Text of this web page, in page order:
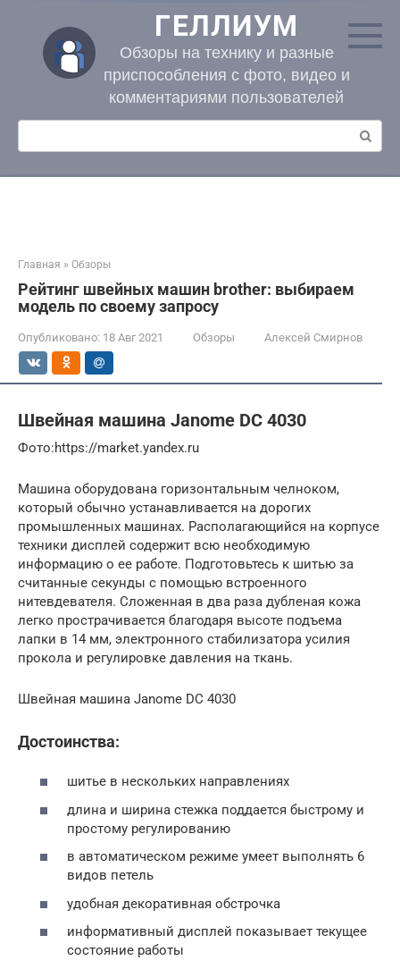
контенту
ГЕЛЛИУМ
Обзоры на технику и разные
приспособления с фото, видео и
комментариями пользователей
Поиск:
Главная » Обзоры
Рейтинг швейных машин brother: выбираем
модель по своему запросу
Опубликовано: 18 Авг 2021 Обзоры Алексей Смирнов
Швейная машина Janome DC 4030
​Фото:https://market.yandex.ru
Машина оборудована горизонтальным челноком,
который обычно устанавливается на дорогих
промышленных машинах. Располагающийся на корпусе
техники дисплей содержит всю необходимую
информацию о ее работе. Подготовьтесь к шитью за
считанные секунды с помощью встроенного
нитевдевателя. Сложенная в два раза дубленая кожа
легко прострачивается благодаря высоте подъема
лапки в 14 мм, электронного стабилизатора усилия
прокола и регулировке давления на ткань.
Швейная машина Janome DC 4030
Достоинства:
шитье в нескольких направлениях
длина и ширина стежка поддается быстрому и
простому регулированию
в автоматическом режиме умеет выполнять 6
видов петель
удобная декоративная обстрочка
информативный дисплей показывает текущее
состояние работы